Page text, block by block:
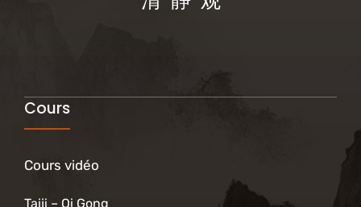
Cours
Cours vidéo
Taiji – Qi Gong